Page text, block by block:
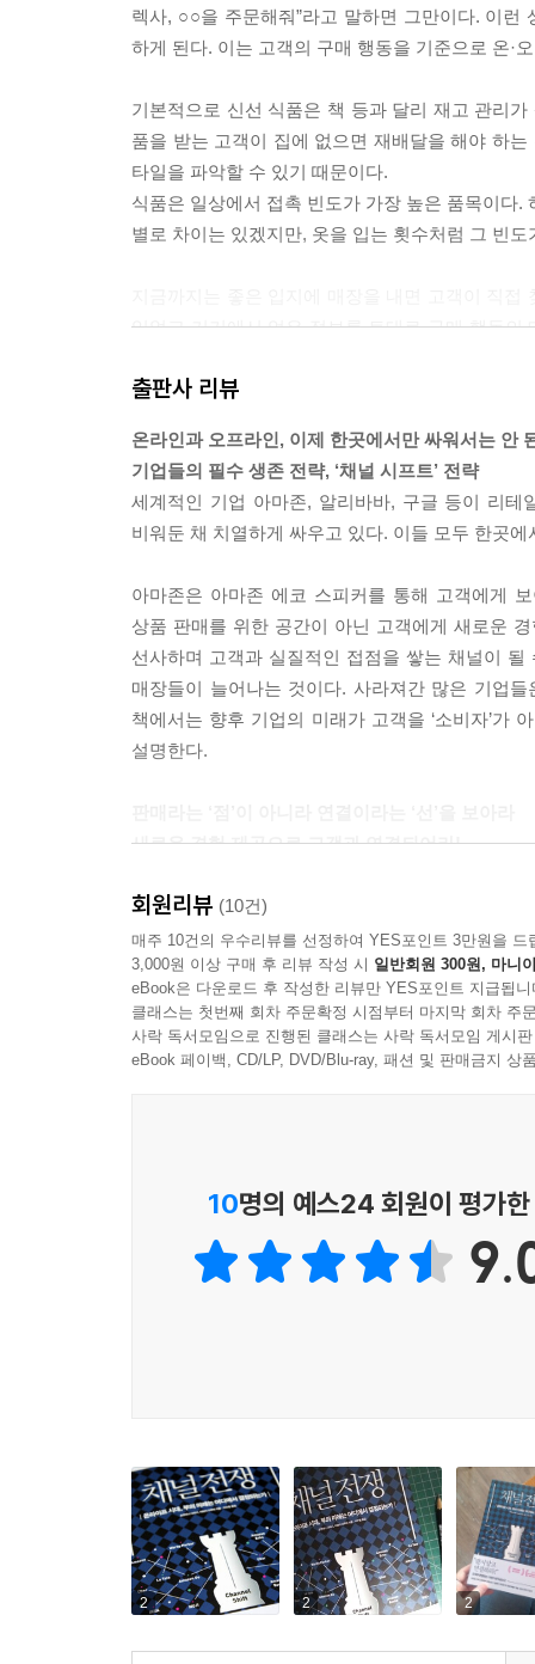
렉사, ○○을 주문해줘”라고 말하면 그만이다. 이런
하게 된다. 이는 고객의 구매 행동을 기준으로 온·
기본적으로 신선 식품은 책 등과 달리 재고 관리
품을 받는 고객이 집에 없으면 재배달을 해야 하
타일을 파악할 수 있기 때문이다.
식품은 일상에서 접촉 빈도가 가장 높은 품목이다
별로 차이는 있겠지만, 옷을 입는 횟수처럼 그 빈
있었고 거기에서 얻은 정보를 토대로 구매 행동의
그러나 현재 고객의 구매 행동은 매장만으로 결
고객을 기준으로 채널을 통제한다면, 매장을 찾기
정에서 하나의 통과점에 지나지 않는다. 고객의
다. --- pp.107-108
오프라인에서 온라인으로 옮기는 것만으로는 가
비스로 구현하기 위해 자사의 채널을 적절하게 조
수 있는 법이다. --- p.123
와비파커는 온라인에 기반을 둔 기업이지만, 고
서 철저한 경험 중심의 채널 설계로, 고객이 매장
파커에게도 조언을 들을 수 있다.
그중 하나를 최종적으로 선택하고 나서 온라인 스
운 안경이 배달된다.
와비파커의 채널 설계는 구매 행동 과정을 ‘선택
킨들은 단지 전자책 단말기가 아니라, 아마존이
파악할 수 있다.
임의의 리뷰 데이터를 보는’ 것뿐이다. 그러나 킨
의 모든 과정에 관여할 수 있다. 결국 킨들을 통해
출판사 리뷰
온라인과 오프라인, 이제 한곳에서만 싸워서는 안
기업들의 필수 생존 전략, ‘채널 시프트’ 전략
세계적인 기업 아마존, 알리바바, 구글 등이 리
비워둔 채 치열하게 싸우고 있다. 이들 모두 한곳
아마존은 아마존 에코 스피커를 통해 고객에게
상품 판매를 위한 공간이 아닌 고객에게 새로운
선사하며 고객과 실질적인 접점을 쌓는 채널이
매장들이 늘어나는 것이다. 사라져간 많은 기업
책에서는 향후 기업의 미래가 고객을 ‘소비자’가
설명한다.
새로운 경험 제공으로 고객과 연결되어라!
전문 재단사가 고객의 치수를 직접 재는 특별한
방법을 고민했기 때문이다. 이 책의 저자들은 기
강조한다. 그렇다면 어떻게 고객과 연결될 수 있을
1. 선택: 고객이 찾아오기를 마냥 기다려서는 안
고객은 온라인과 오프라인을 따로 선택해 구매하
자체적으로 상품을 만들어 제안하라.
단순히 온라인에서 오프라인으로, 혹은 그 반
고객과 연결될 때
판매 방식, 가격, 상품까지 달라진다!
결국 기업이 잊지 말아야 할 것은 고객과의 연결
이뤄진다. 그리고 이 마케팅 요소 자체의 변혁
시프트 전략이 바로 ‘온라인을 기점으로 오프라
이루는’ 전략이다. 이 채널 시프트 전략을 이해
진행되는 변화의 속도는 따라가기 힘들어 보인다.
회원리뷰 (10건)
매주 10건의 우수리뷰를 선정하여 YES포인트 3만원을 드
3,000원 이상 구매 후 리뷰 작성 시 일반회원 300원, 마니
eBook은 다운로드 후 작성한 리뷰만 YES포인트 지급됩니
클래스는 첫번째 회차 주문확정 시점부터 마지막 회차 주
사락 독서모임으로 진행된 클래스는 사락 독서모임 게시
eBook 페이백, CD/LP, DVD/Blu-ray, 패션 및 판매금지 상
10명의 예스24 회원이 평가
2 2 2